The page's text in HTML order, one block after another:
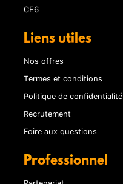
CE6
Liens utiles
Nos offres
Termes et conditions
Politique de confidentialité
Recrutement
Foire aux questions
Professionnel